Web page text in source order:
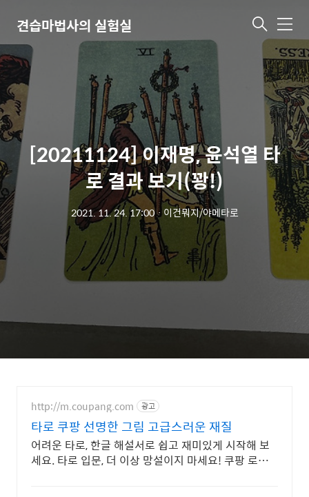
견습마법사의 실험실 메
뉴
[20211124] 이재명, 윤석열 타
로 결과 보기(꽝!)
2021. 11. 24. 17:00ㆍ이건뭐지/야메타로
http://m.coupang.com 광고
타로 쿠팡 선명한 그림 고급스러운 재질
어려운 타로, 한글 해설서로 쉽고 재미있게 시작해 보
세요. 타로 입문, 더 이상 망설이지 마세요! 쿠팡 로켓